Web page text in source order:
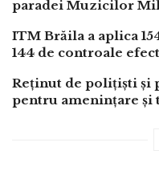
paradei Muzicilor
ITM Brăila a aplica
144 de controale
Reținut de polițiști și
pentru amenințare